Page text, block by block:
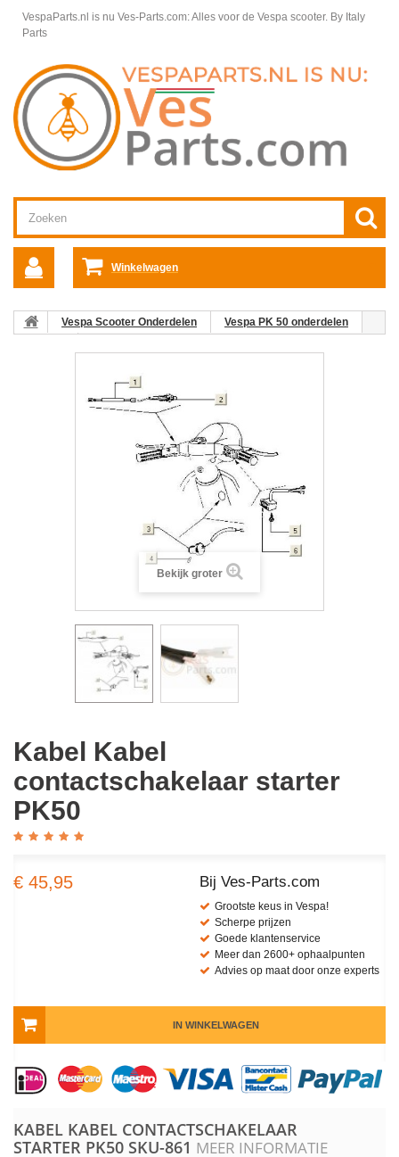
VespaParts.nl is nu Ves-Parts.com: Alles voor de Vespa scooter. By Italy
Parts
Winkelwagen
Vespa Scooter Onderdelen
Vespa PK 50 onderdelen
Bekijk groter
Kabel Kabel
contactschakelaar starter
PK50
€ 45,95 Bij Ves-Parts.com
Grootste keus in Vespa!
Scherpe prijzen
Goede klantenservice
Meer dan 2600+ ophaalpunten
Advies op maat door onze experts
IN WINKELWAGEN
KABEL KABEL CONTACTSCHAKELAAR
STARTER PK50 SKU-861 MEER INFORMATIE